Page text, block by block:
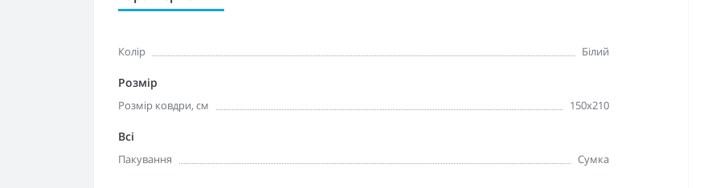
Колір Білий
Розмір
Розмір ковдри, см 150x210
Всі
Пакування Сумка